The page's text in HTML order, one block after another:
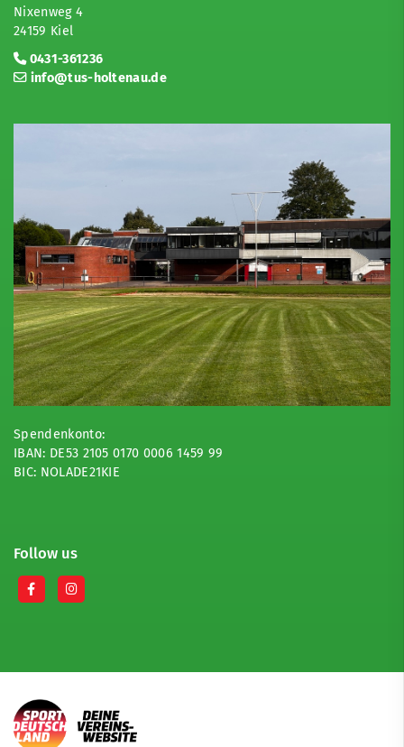
Nixenweg 4
24159 Kiel
0431-361236
info@tus-holtenau.de
Spendenkonto:
IBAN: DE53 2105 0170 0006 1459 99
BIC: NOLADE21KIE
Follow us